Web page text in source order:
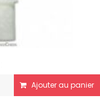
Ajouter au panier